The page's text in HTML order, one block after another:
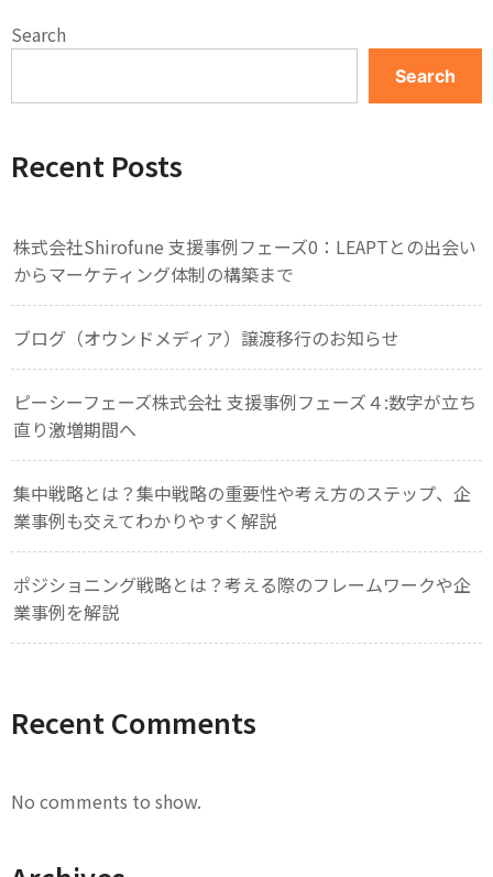
Search
Search
Recent Posts
株式会社Shirofune 支援事例フェーズ0：LEAPTとの出会い
からマーケティング体制の構築まで
ブログ（オウンドメディア）譲渡移行のお知らせ
ピーシーフェーズ株式会社 支援事例フェーズ４:数字が立ち
直り激増期間へ
集中戦略とは？集中戦略の重要性や考え方のステップ、企
業事例も交えてわかりやすく解説
ポジショニング戦略とは？考える際のフレームワークや企
業事例を解説
Recent Comments
No comments to show.